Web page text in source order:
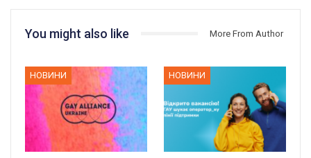
You might also like More From Author
НОВИНИ НОВИНИ